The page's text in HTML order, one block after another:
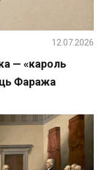
— «кароль
Фаража
12.07.2026